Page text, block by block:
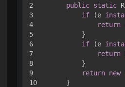
2
3
4
5
6
7
8
9
10
public static
if (e
return
        }
if (e
return
        }
return new
    }